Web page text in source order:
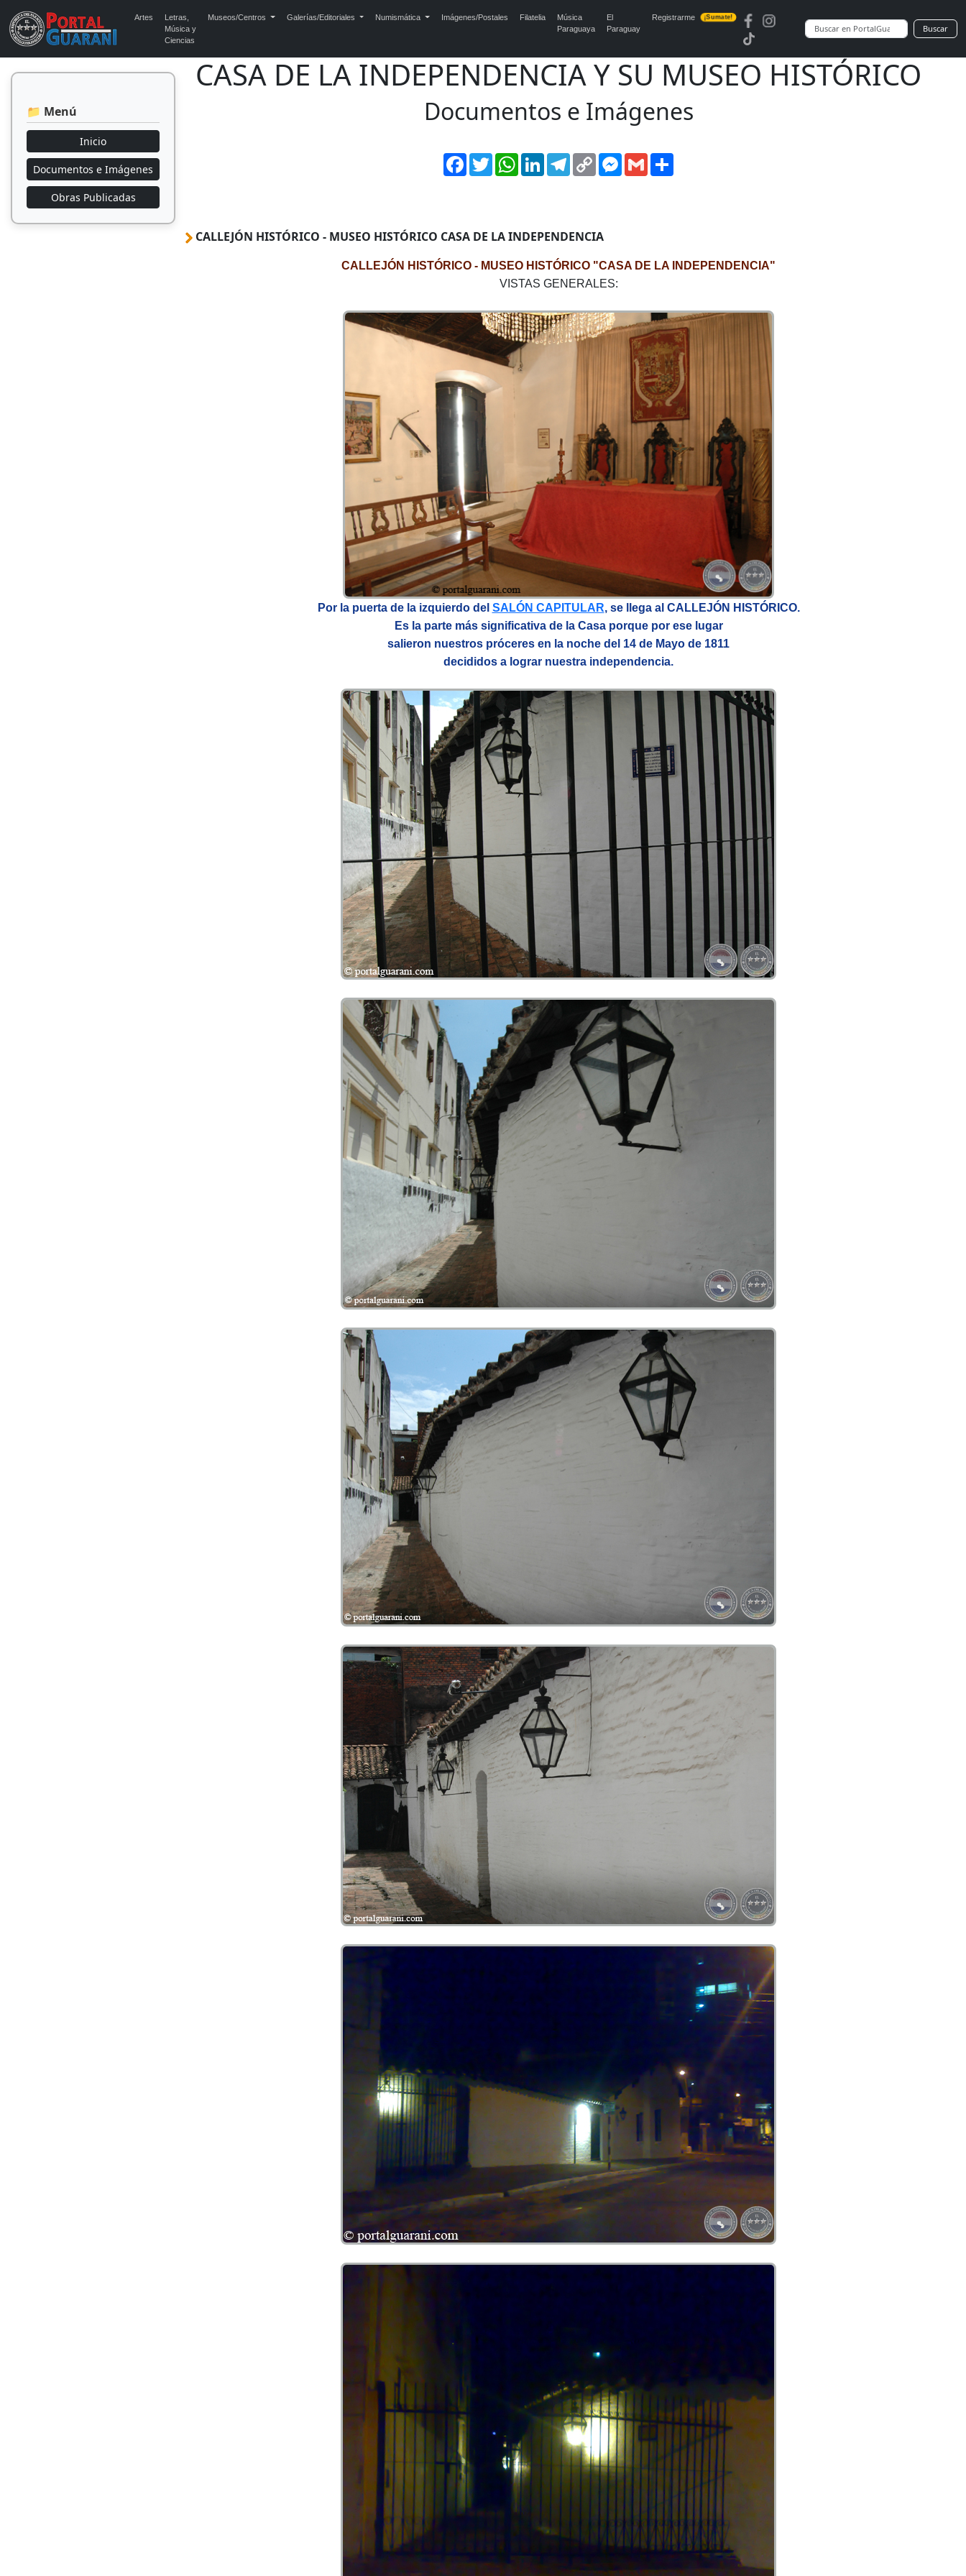
Artes
Letras,
Música y
Ciencias
Museos/Centros Galerías/Editoriales Numismática Imágenes/Postales Filatelia
Música
Paraguaya
El
Paraguay
Registrarme ¡Sumate!
Buscar
📁 Menú
Inicio
Documentos e Imágenes
Obras Publicadas
CASA DE LA INDEPENDENCIA Y SU MUSEO HISTÓRICO
Documentos e Imágenes
Facebook
TwitterWhatsApp
LinkedInTelegram
Copy
Link
Messenger
Gmail
CALLEJÓN HISTÓRICO - MUSEO HISTÓRICO CASA DE LA INDEPENDENCIA
CALLEJÓN HISTÓRICO - MUSEO HISTÓRICO "CASA DE LA INDEPENDENCIA"
VISTAS GENERALES:
Por la puerta de la izquierdo del SALÓN CAPITULAR, se llega al CALLEJÓN HISTÓRICO.
Es la parte más significativa de la Casa porque por ese lugar
salieron nuestros próceres en la noche del 14 de Mayo de 1811
decididos a lograr nuestra independencia.